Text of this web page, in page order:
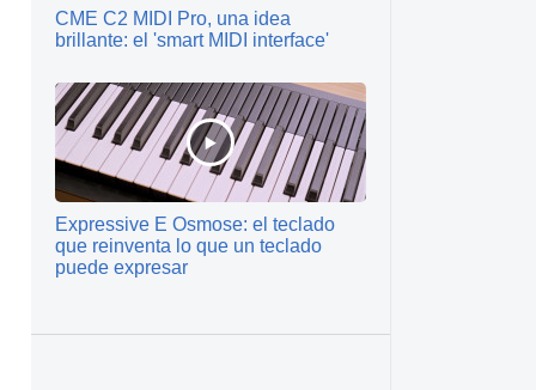
CME C2 MIDI Pro, una idea
brillante: el 'smart MIDI interface'
Expressive E Osmose: el teclado
que reinventa lo que un teclado
puede expresar